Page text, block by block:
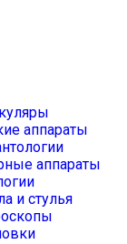
аппараты
аппараты
и стулья